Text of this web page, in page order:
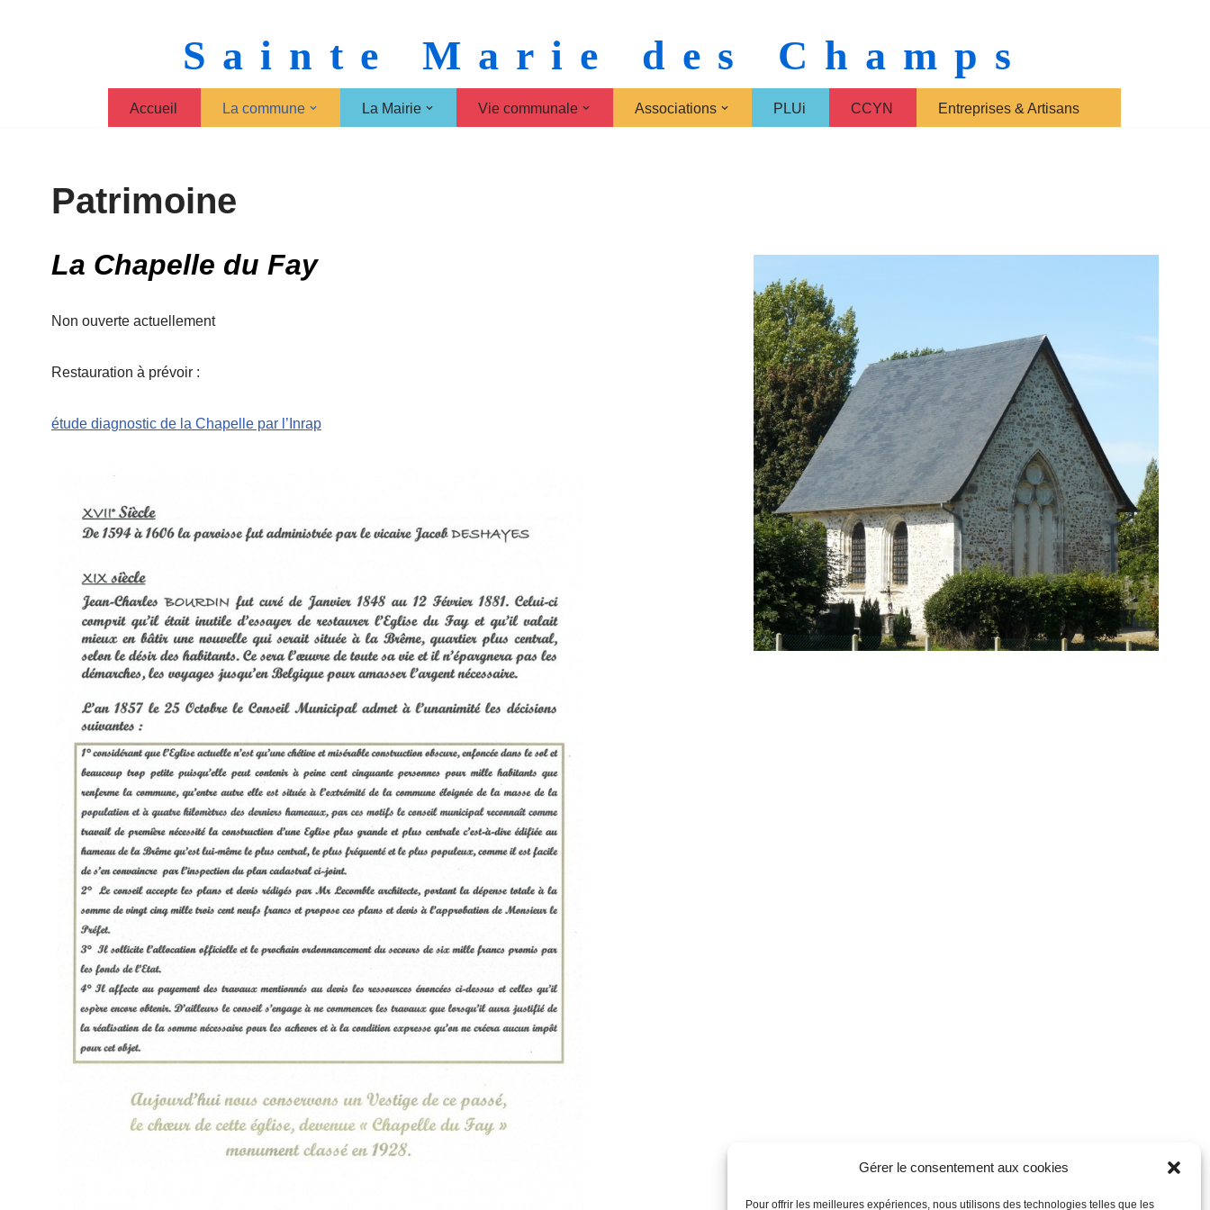
Gérer le consentement aux cookies
Pour offrir les meilleures expériences, nous utilisons des technologies telles que les
Sainte Marie des Champs
Accueil La commune La Mairie Vie communale Associations PLUi CCYN Entreprises & Artisans
Patrimoine
La Chapelle du Fay
Non ouverte actuellement
Restauration à prévoir :
étude diagnostic de la Chapelle par l’Inrap